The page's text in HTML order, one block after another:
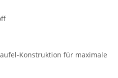
Konstruktion für maximale